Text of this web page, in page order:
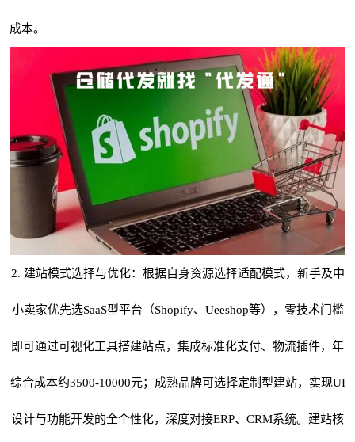
成本。
2. 建站模式选择与优化：根据自身资源选择适配模式，新手及中
小卖家优先选SaaS型平台（Shopify、 Ueeshop等），零技术门槛
即可通过可视化工具搭建站点，集成标准化支付、物流插件，年
综合成本约3500-10000元；成熟品牌可选择定制型建站，实现UI
设计与功能开发的全个性化，深度对接ERP、 CRM系统。建站核